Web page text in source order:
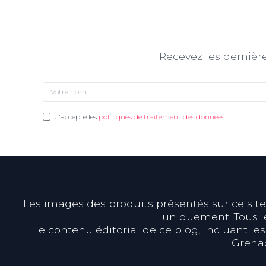
Recevez les
J'accepte les politiques de traitement des données
Les images des produits présentés sur ce
uniquement. Tous
Le contenu éditorial de ce blog, incluant